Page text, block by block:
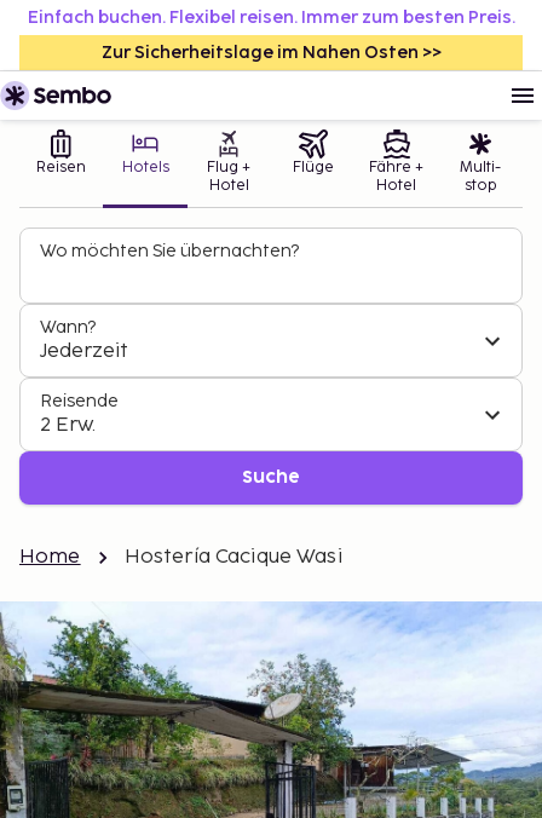
Einfach buchen. Flexibel reisen. Immer zum besten Preis.
Zur Sicherheitslage im Nahen Osten >>
Reisen Hotels
Flug +
Hotel
Flüge
Fähre +
Hotel
Multi-
stop
Wo möchten Sie übernachten?
Wann?
Jederzeit
Reisende
2 Erw.
Suche
Home Hostería Cacique Wasi